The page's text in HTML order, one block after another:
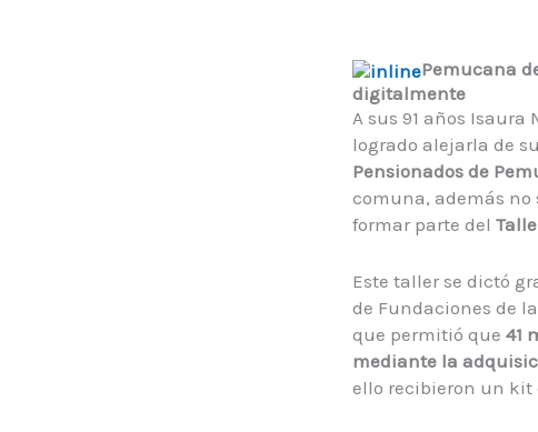
Pemucana
digitalmente
A sus 91 años
logrado alejarla de
Pensionados de
comuna, además no
formar parte del
Este taller se dictó
de Fundaciones de
que permitió que 41
mediante la
ello recibieron un kit